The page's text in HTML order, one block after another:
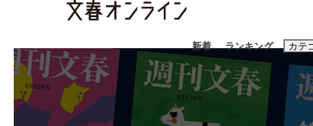
新着 ランキング カテ
スクープ ニュース